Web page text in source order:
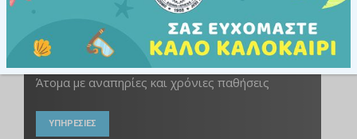
Άτομα με αναπηρίες και χρόνιες παθήσεις
ΥΠΗΡΕΣΙΕΣ